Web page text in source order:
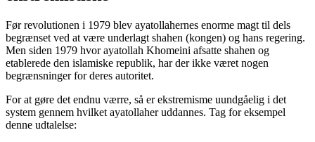
Før revolutionen i 1979 blev ayatollahernes enorme magt til dels
begrænset ved at være underlagt shahen (kongen) og hans regering.
Men siden 1979 hvor ayatollah Khomeini afsatte shahen og
etablerede den islamiske republik, har der ikke været nogen
begrænsninger for deres autoritet.
For at gøre det endnu værre, så er ekstremisme uundgåelig i det
system gennem hvilket ayatollaher uddannes. Tag for eksempel
denne udtalelse: